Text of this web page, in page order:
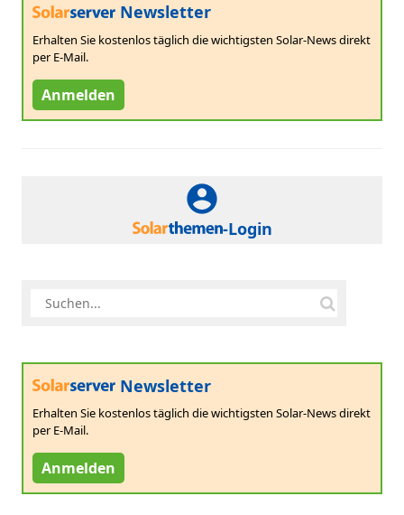
Newsletter
Erhalten Sie kostenlos täglich die wichtigsten Solar-News direkt
per E-Mail.
Anmelden
-Login
Newsletter
Erhalten Sie kostenlos täglich die wichtigsten Solar-News direkt
per E-Mail.
Anmelden